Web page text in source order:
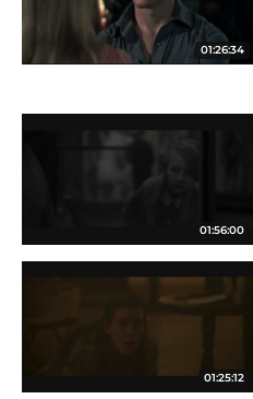
01:26:34
01:56:00
01:25:12